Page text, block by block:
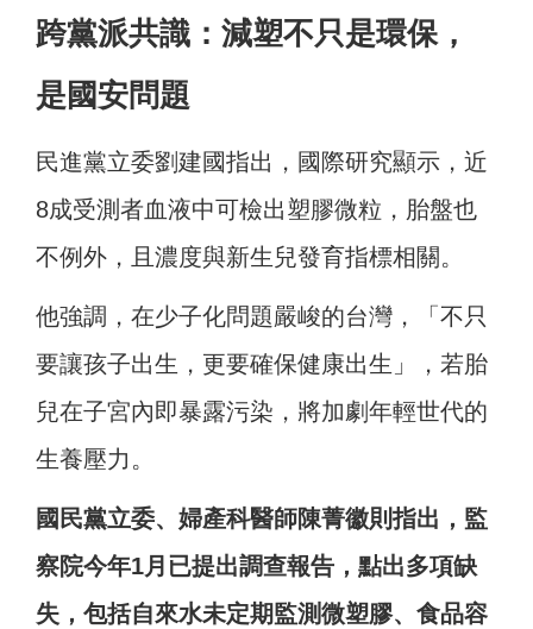
跨黨派共識：減塑不只是環保，
是國安問題
民進黨立委劉建國指出，國際研究顯示，近
8成受測者血液中可檢出塑膠微粒，胎盤也
不例外，且濃度與新生兒發育指標相關。
他強調，在少子化問題嚴峻的台灣，「不只
要讓孩子出生，更要確保健康出生」，若胎
兒在子宮內即暴露污染，將加劇年輕世代的
生養壓力。
國民黨立委、婦產科醫師陳菁徽則指出，監
察院今年1月已提出調查報告，點出多項缺
失，包括自來水未定期監測微塑膠、食品容